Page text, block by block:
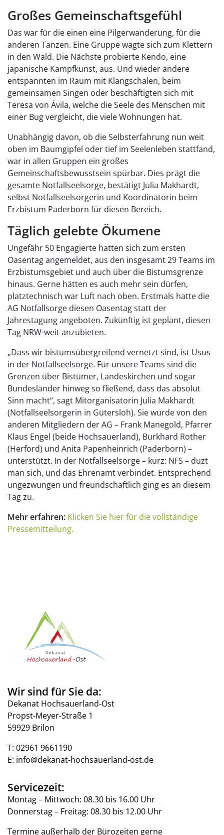
Großes Gemeinschaftsgefühl
Das war für die einen eine Pilgerwanderung, für die
anderen Tanzen. Eine Gruppe wagte sich zum Klettern
in den Wald. Die Nächste probierte Kendo, eine
japanische Kampfkunst, aus. Und wieder andere
entspannten im Raum mit Klangschalen, beim
gemeinsamen Singen oder beschäftigten sich mit
Teresa von Ávila, welche die Seele des Menschen mit
einer Bug vergleicht, die viele Wohnungen hat.
Unabhängig davon, ob die Selbsterfahrung nun weit
oben im Baumgipfel oder tief im Seelenleben stattfand,
war in allen Gruppen ein großes
Gemeinschaftsbewusstsein spürbar. Dies prägt die
gesamte Notfallseelsorge, bestätigt Julia Makhardt,
selbst Notfallseelsorgerin und Koordinatorin beim
Erzbistum Paderborn für diesen Bereich.
Täglich gelebte Ökumene
Ungefähr 50 Engagierte hatten sich zum ersten
Oasentag angemeldet, aus den insgesamt 29 Teams im
Erzbistumsgebiet und auch über die Bistumsgrenze
hinaus. Gerne hätten es auch mehr sein dürfen,
platztechnisch war Luft nach oben. Erstmals hatte die
AG Notfallsorge diesen Oasentag statt der
Jahrestagung angeboten. Zukünftig ist geplant, diesen
Tag NRW-weit anzubieten.
„Dass wir bistumsübergreifend vernetzt sind, ist Usus
in der Notfallseelsorge. Für unsere Teams sind die
Grenzen über Bistümer, Landeskirchen und sogar
Bundesländer hinweg so fließend, dass das absolut
Sinn macht“, sagt Mitorganisatorin Julia Makhardt
(Notfallseelsorgerin in Gütersloh). Sie wurde von den
anderen Mitgliedern der AG – Frank Manegold, Pfarrer
Klaus Engel (beide Hochsauerland), Burkhard Rother
(Herford) und Anita Papenheinrich (Paderborn) –
unterstützt. In der Notfallseelsorge – kurz: NFS – duzt
man sich, und das Ehrenamt verbindet. Entsprechend
ungezwungen und freundschaftlich ging es an diesem
Tag zu.
Mehr erfahren: Klicken Sie hier für die vollständige
Pressemitteilung.
Wir sind für Sie da:
Dekanat Hochsauerland-Ost
Propst-Meyer-Straße 1
59929 Brilon
T: 02961 9661190
E: info@dekanat-hochsauerland-ost.de
Servicezeit:
Montag – Mittwoch: 08.30 bis 16.00 Uhr
Donnerstag – Freitag: 08.30 bis 12.00 Uhr
Termine außerhalb der Bürozeiten gerne